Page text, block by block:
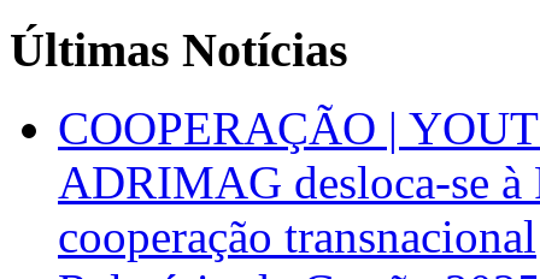
Últimas Notícias
COOPERAÇÃO |
ADRIMAG desloca-se
cooperação transnacional